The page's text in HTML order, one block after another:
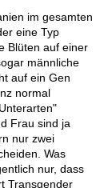
im gesamten
eine Typ
Blüten auf einer
männliche
auf ein Gen
normal
Frau sind ja
nur zwei
Was
nur, dass
Transgender